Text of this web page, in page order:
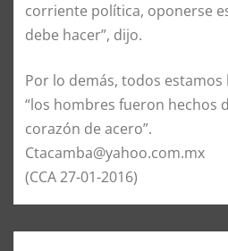
corriente política, oponerse
debe hacer”, dijo.
Por lo demás, todos estamos
“los hombres fueron hechos
corazón de acero”.
Ctacamba@yahoo.com.mx
(CCA 27-01-2016)